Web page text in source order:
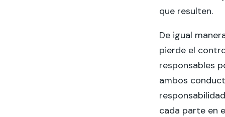
que resulten.
De igual
pierde el
responsables
ambos
cada parte en